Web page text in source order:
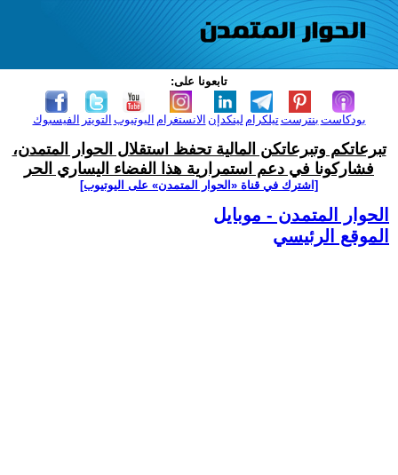
تابعونا على:
الفيسبوك التويتر اليوتيوب الانستغرام لينكدإن تيلكرامبنترست بودكاست
تبرعاتكم وتبرعاتكن المالية تحفظ استقلال الحوار المتمدن،
فشاركونا في دعم استمرارية هذا الفضاء اليساري الحر
[اشترك في قناة ‫«الحوار المتمدن» على اليوتيوب]
الحوار المتمدن - موبايل
الموقع الرئيسي